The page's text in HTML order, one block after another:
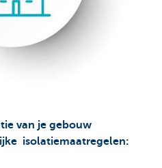
van je gebouw
isolatiemaatregelen: